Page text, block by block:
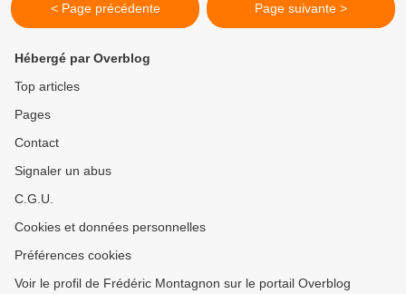
< Page précédente Page suivante >
Hébergé par Overblog
Top articles
Pages
Contact
Signaler un abus
C.G.U.
Cookies et données personnelles
Préférences cookies
Voir le profil de Frédéric Montagnon sur le portail Overblog